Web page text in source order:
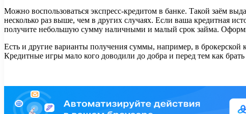
Можно воспользоваться экспресс-кредитом в банке. Такой заём
несколько раз выше, чем в других случаях. Если ваша кредитная
получите небольшую сумму наличными и малый срок займа.
Есть и другие варианты получения суммы, например, в
Кредитные игры мало кого доводили до добра и перед тем как брать